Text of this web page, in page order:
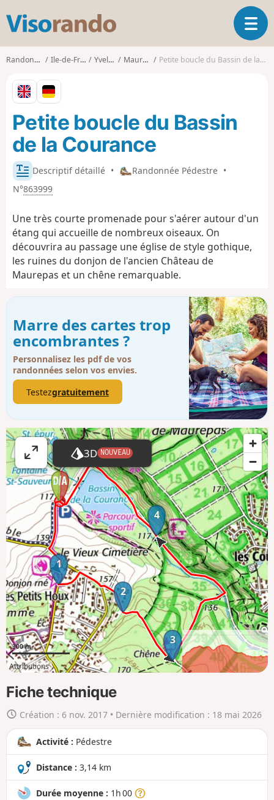
s
o
o
O
u
i
n
Randonnées Ile-de-France Yvelines Maurepas Petite boucle du Bassin de la Courance
Descriptif détaillé • Randonnée Pédestre •
N°863999
Petite boucle du Bassin
de la Courance
Une très courte promenade pour s'aérer autour d'un
étang qui accueille de nombreux oiseaux. On
découvrira au passage une église de style gothique,
les ruines du donjon de l'ancien Château de
Maurepas et un chêne remarquable.
Marre des cartes trop
encombrantes ?
Personnalisez les pdf de vos
randonnées selon vos envies.
Testezgratuitement
A
ff
h
e
r
l
a
c
a
r
t
e
e
n
r
n
d
3D NOUVEAU
1
2
3
4
300 m
Attributions
Fiche technique
Création : 6 nov. 2017• Dernière modification : 18 mai 2026
Activité : Pédestre
Distance : 3,14 km
Durée moyenne : 1h 00